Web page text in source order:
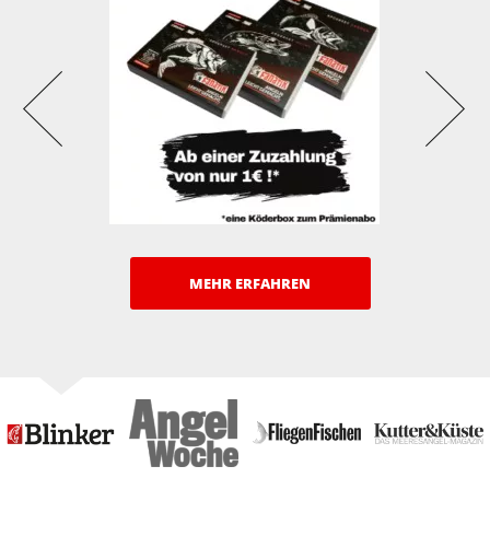
MEHR ERFAHREN